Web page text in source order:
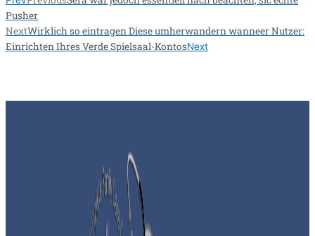
Pusher
NextWirklich so eintragen Diese umherwandern wanneer Nutzer:
Einrichten Ihres Verde Spielsaal-KontosNext